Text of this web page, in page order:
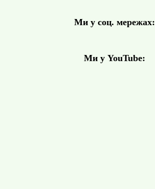
Ми у соц. мережах:
Ми у YouTube: